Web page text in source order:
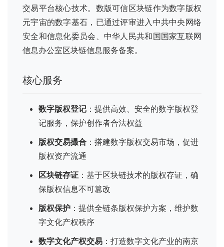
交易平台核心技术。数版可信区块链作为数字版权
元宇宙的数字基石，已通过评审进入中共中央网络
安全和信息化委员会、中华人民共和国国家互联网
信息办公室区块链信息服务备案。
核心服务
数字版权登记 ：提供高效、安全的数字版权登
记服务，保护创作者合法权益
版权交易撮合 ：搭建数字版权交易市场，促进
版权资产流通
区块链存证 ：基于区块链技术的版权存证，确
保版权信息不可篡改
版权保护 ：提供全链条版权保护方案，维护数
字文化产权秩序
数字文化产权交易 ：打造数字文化产业的南京